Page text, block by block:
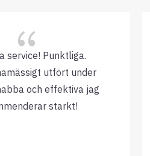
{
service! Punktliga.
utfört under
och effektiva jag
starkt!